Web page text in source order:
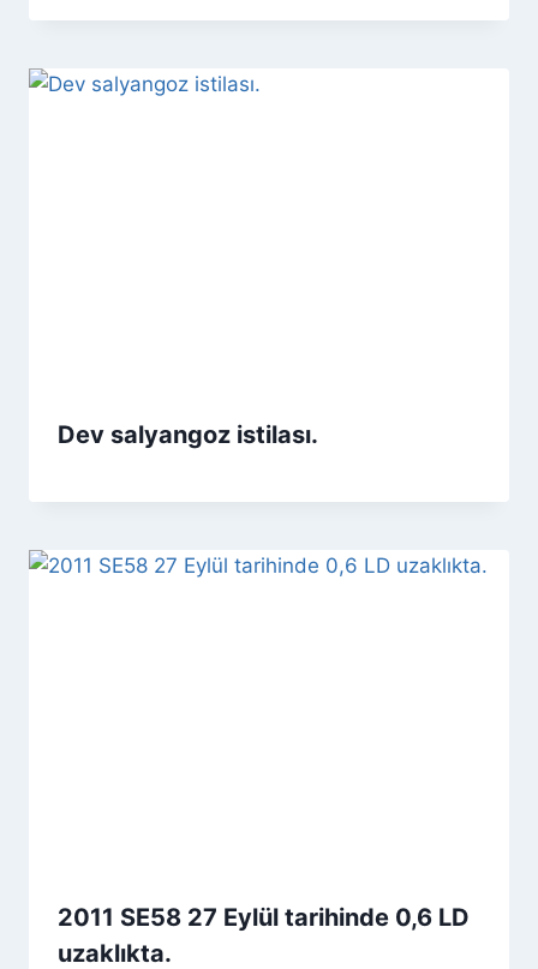
Dev salyangoz istilası.
2011 SE58 27 Eylül tarihinde 0,6 LD
uzaklıkta.